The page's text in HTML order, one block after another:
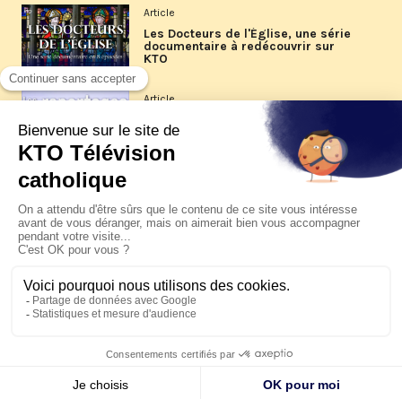
Article
Les Docteurs de l'Église, une série
documentaire à redécouvrir sur
KTO
Article
Les reportages d'été 2026 de KTO
La visite pastorale du pape Léon
XIV à Assise à suivre sur KTO le
jeudi 6 août
Le pape en Uruguay, Argentine et
Pérou du 6 au 17 novembre 2026
© KTO 2026 — Mentions légales